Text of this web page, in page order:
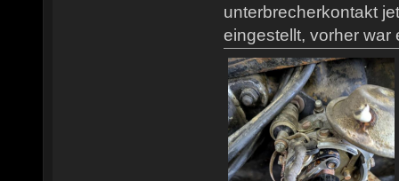
unterbrecherkontakt
eingestellt, vorher war